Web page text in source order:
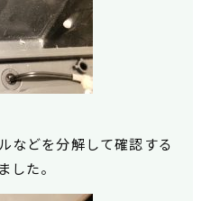
などを分解して確認する
した。